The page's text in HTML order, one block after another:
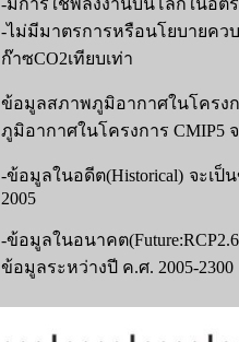
-ไม่มีมาตรการหรือนโยบายคว
ก๊าซCO2เทียบเท่า
ข้อมูลสภาพภูมิอากาศในโคร
ภูมิอากาศในโครงการ CMIP5
-ข้อมูลในอดีต(Historical) จะเป็
2005
-ข้อมูลในอนาคต
ข้อมูลระหว่างปี ค.ศ. 2005-2300